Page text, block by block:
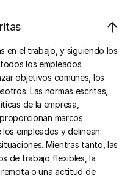
↓
en el trabajo, y siguiendo los
los empleados
objetivos comunes, los
Las normas escritas,
de la empresa,
marcos
empleados y delinean
Mientras tanto, las
de trabajo flexibles, la
o una actitud de